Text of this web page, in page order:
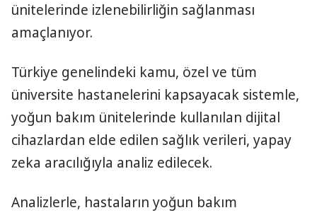
ünitelerinde izlenebilirliğin sağlanması
amaçlanıyor.
Türkiye genelindeki kamu, özel ve tüm
üniversite hastanelerini kapsayacak sistemle,
yoğun bakım ünitelerinde kullanılan dijital
cihazlardan elde edilen sağlık verileri, yapay
zeka aracılığıyla analiz edilecek.
Analizlerle, hastaların yoğun bakım